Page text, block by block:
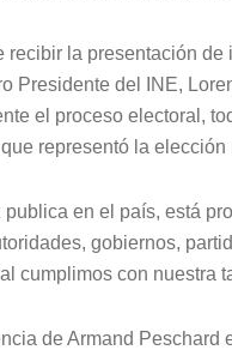
recibir la presentación
Presidente del INE,
el proceso electoral,
representó la
publica en el país, está
gobiernos,
cumplimos con nuestra
de Armand Peschard